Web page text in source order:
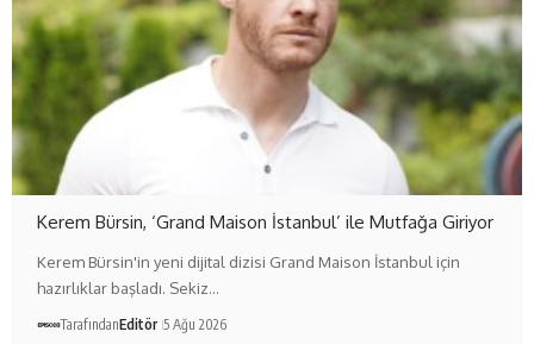
Kerem Bürsin, ‘Grand Maison İstanbul’ ile Mutfağa Giriyor
Kerem Bürsin'in yeni dijital dizisi Grand Maison İstanbul için
hazırlıklar başladı. Sekiz…
TarafındanEditör 5 Ağu 2026